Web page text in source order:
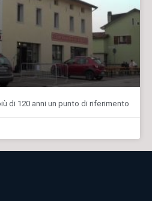
di 120 anni un punto di riferimento